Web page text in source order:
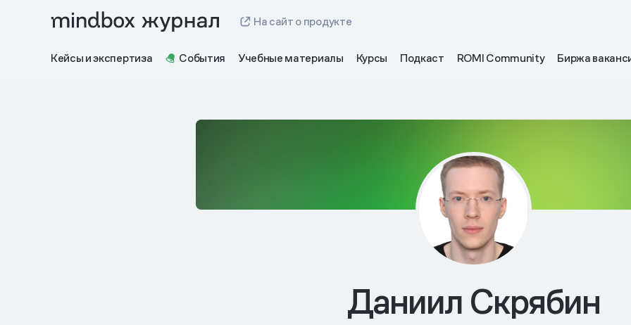
На сайт о продукте
Кейсы и экспертиза События Учебные материалы Курсы Подкаст ROMI Community Биржа
Даниил Скрябин